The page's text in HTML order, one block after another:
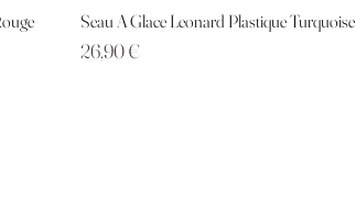
Seau A Glace Leonard Plastique Turquoise
Prix
26,90 €